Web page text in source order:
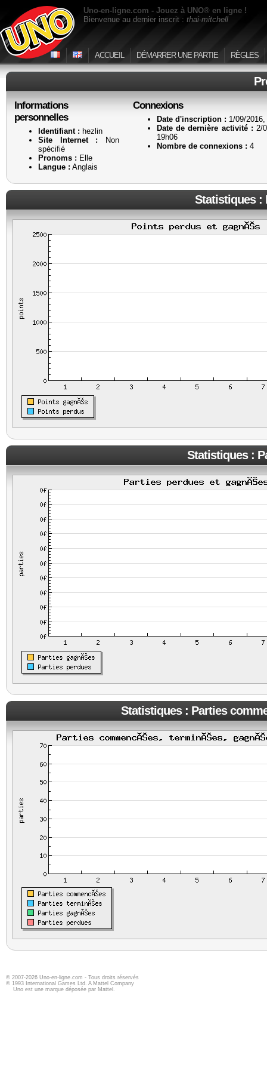
Uno-en-ligne.com - Jouez à UNO® en ligne !
Bienvenue au dernier inscrit : thai-mitchell
ACCUEIL DÉMARRER UNE PARTIE RÈGLES
Informations
personnelles
Identifiant : hezlin
Site Internet : Non
spécifié
Pronoms : Elle
Langue : Anglais
Connexions
Date d'inscription : 1/09/2016,
Date de dernière activité : 2/
19h06
Nombre de connexions : 4
Statistiques :
Statistiques :
Statistiques : Parties
© 2007-2026 Uno-en-ligne.com - Tous droits réservés
© 1993 International Games Ltd. A Mattel Company
Uno est une marque déposée par Mattel.